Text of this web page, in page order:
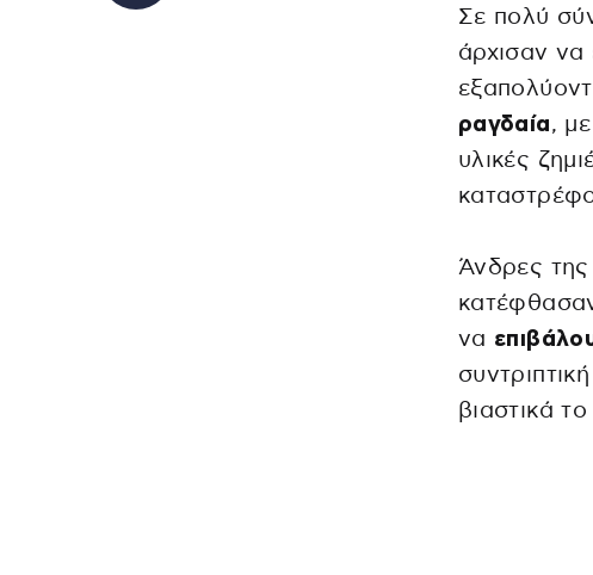
Σε πολύ
άρχισαν να
ραγδαία,
υλικές
Άνδρες της
να
βιαστικά